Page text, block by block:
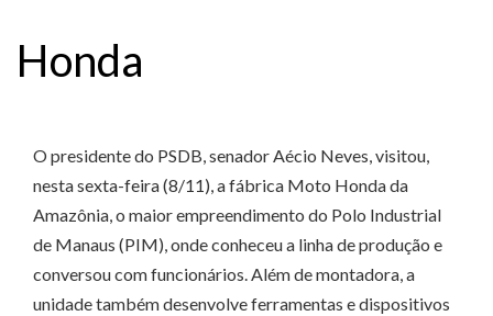
Honda
O presidente do PSDB, senador Aécio Neves, visitou,
nesta sexta-feira (8/11), a fábrica Moto Honda da
Amazônia, o maior empreendimento do Polo Industrial
de Manaus (PIM), onde conheceu a linha de produção e
conversou com funcionários. Além de montadora, a
unidade também desenvolve ferramentas e dispositivos